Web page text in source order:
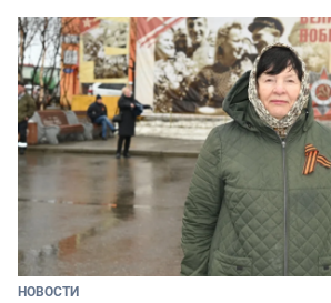
НОВОСТИ